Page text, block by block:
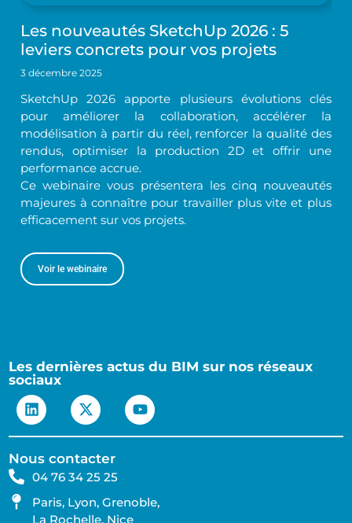
Les nouveautés SketchUp 2026 : 5
leviers concrets pour vos projets
3 décembre 2025
SketchUp 2026 apporte plusieurs évolutions clés
pour améliorer la collaboration, accélérer la
modélisation à partir du réel, renforcer la qualité des
rendus, optimiser la production 2D et offrir une
performance accrue.
Ce webinaire vous présentera les cinq nouveautés
majeures à connaître pour travailler plus vite et plus
efficacement sur vos projets.
Voir le webinaire
Les dernières actus du BIM sur nos réseaux
sociaux
Nous contacter
04 76 34 25 25
Paris, Lyon, Grenoble,
La Rochelle, Nice